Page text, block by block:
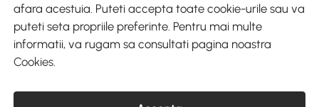
+40 312294730 clienti@aosom.ro
Romania, Bucureşti Sectorul 2, Str. Barbu Paris Mumuleanu, Nr. 30-
CUI: 49266464
afara acestuia. Puteti accepta toate cookie-urile sau va
puteti seta propriile preferinte. Pentru mai multe
informatii, va rugam sa consultati pagina noastra
Cookies.